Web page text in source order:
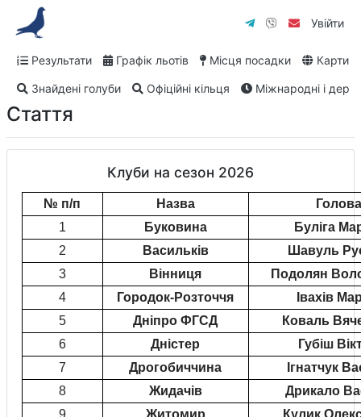
Увійти
Результати Графік льотів Місця посадки Карти
Знайдені голуби Офіційні кільця Міжнародні і
Стаття
Клуби на сезон 2026
№ п/п Назва
Голова
1
Буковина
Буліга
2
Васильків
Шавуль
3
Вінниця
Подолян
4
Городок-Розточчя
Івахів
5
Дніпро ФГСД
Коваль
6
Дністер
Губіш
7
Дрогобиччина
Ігнатчук
8
Жидачів
Дрикало